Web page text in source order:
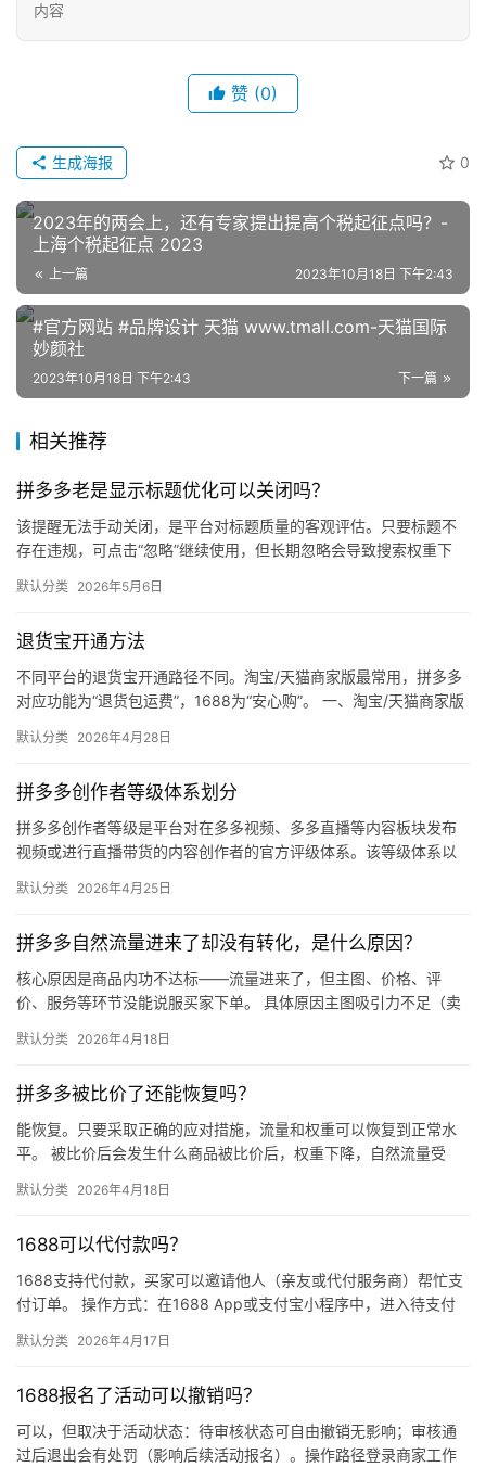
网
店
运
营
跨
境
电
自
体
社
内容
赞 (0)
0
生成海报
2023年的两会上，还有专家提出提高个税起征点吗？-
上海个税起征点 2023
上一篇 2023年10月18日 下午2:43
#官方网站 #品牌设计 天猫 www.tmall.com-天猫国际
妙颜社
下一篇
2023年10月18日 下午2:43
相关推荐
拼多多老是显示标题优化可以关闭吗？
该提醒无法手动关闭，是平台对标题质量的客观评估。只要标题不
存在违规，可点击“忽略”继续使用，但长期忽略会导致搜索权重下
默认分类 2026年5月6日
退货宝开通方法
不同平台的退货宝开通路径不同。淘宝/天猫商家版最常用，拼多多
对应功能为“退货包运费”，1688为“安心购”。 一、淘宝/天猫商家版
默认分类 2026年4月28日
拼多多创作者等级体系划分
拼多多创作者等级是平台对在多多视频、多多直播等内容板块发布
视频或进行直播带货的内容创作者的官方评级体系。该等级体系以
同等级…
默认分类 2026年4月25日
拼多多自然流量进来了却没有转化，是什么原因？
核心原因是商品内功不达标——流量进来了，但主图、价格、评
价、服务等环节没能说服买家下单。 具体原因主图吸引力不足（卖
评少、…
默认分类 2026年4月18日
拼多多被比价了还能恢复吗？
能恢复。只要采取正确的应对措施，流量和权重可以恢复到正常水
平。 被比价后会发生什么商品被比价后，权重下降，自然流量受
网价格…
默认分类 2026年4月18日
1688可以代付款吗？
1688支持代付款，买家可以邀请他人（亲友或代付服务商）帮忙支
付订单。 操作方式：在1688 App或支付宝小程序中，进入待支付
默认分类 2026年4月17日
1688报名了活动可以撤销吗？
可以，但取决于活动状态：待审核状态可自由撤销无影响；审核通
过后退出会有处罚（影响后续活动报名）。操作路径登录商家工作